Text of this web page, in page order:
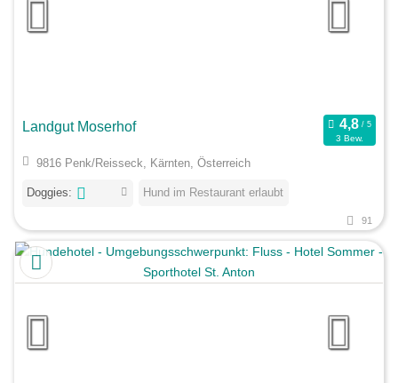
Landgut Moserhof
3 Bew.
9816 Penk/Reisseck, Kärnten, Österreich
Doggies: Hund im Restaurant erlaubt
91